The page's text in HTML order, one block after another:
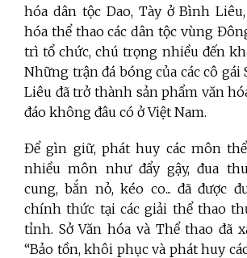
hóa dân tộc Dao, Tày ở Bình
hóa thể thao các dân tộc vùng
trì tổ chức, chú trọng nhiều đến
Những trận đá bóng của các cô gái
Liêu đã trở thành sản phẩm văn
đáo không đâu có ở Việt Nam.
Để gìn giữ, phát huy các môn
nhiều môn như đẩy gậy, đua
cung, bắn nỏ, kéo co... đã được
chính thức tại các giải thể thao
tỉnh. Sở Văn hóa và Thể thao đã
“Bảo tồn, khôi phục và phát huy